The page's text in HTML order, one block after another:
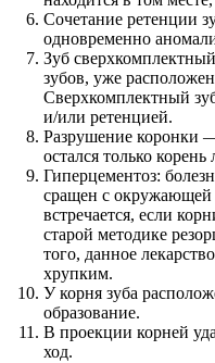
Сочетание ретенции
одновременно
Зуб
зубов, уже
Сверхкомплектный
и/или ретенцией.
Разрушение коронки
остался только
Гиперцементоз:
сращен с окружающей
встречается, если
старой методике
того, данное
хрупким.
У корня зуба
образование.
В проекции корней
ход.